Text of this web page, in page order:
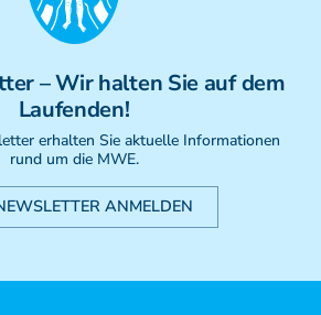
Taping
Education
– Wir halten Sie auf dem
Laufenden!
erhalten Sie aktuelle Informationen
rund um die MWE.
ANMELDEN